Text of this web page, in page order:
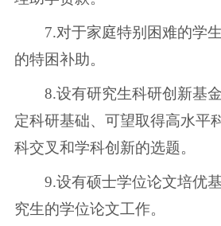
7.对于家庭特别困难的学生
的特困补助。
8.设有研究生科研创新基金
定科研基础、可望取得高水平
科交叉和学科创新的选题。
9.设有硕士学位论文培优基
究生的学位论文工作。